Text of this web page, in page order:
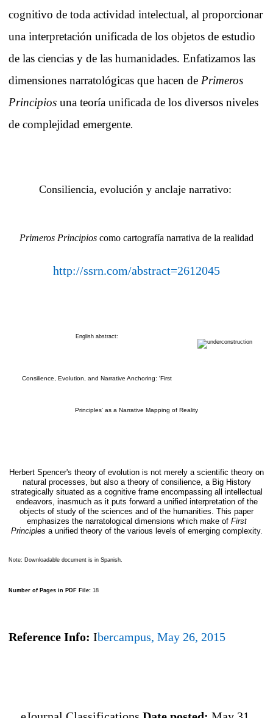
cognitivo de toda actividad intelectual, al proporcionar
una interpretación unificada de los objetos de estudio
de las ciencias y de las humanidades. Enfatizamos las
dimensiones narratológicas que hacen de Primeros
Principios una teoría unificada de los diversos niveles
de complejidad emergente.
Consiliencia, evolución y anclaje narrativo:
Primeros Principios como cartografía narrativa de la realidad
http://ssrn.com/abstract=2612045
English abstract:
Consilience, Evolution, and Narrative Anchoring: 'First
Principles' as a Narrative Mapping of Reality
Herbert Spencer's theory of evolution is not merely a scientific theory on
natural processes, but also a theory of consilience, a Big History
strategically situated as a cognitive frame encompassing all intellectual
endeavors, inasmuch as it puts forward a unified interpretation of the
objects of study of the sciences and of the humanities. This paper
emphasizes the narratological dimensions which make of First
Principles a unified theory of the various levels of emerging complexity.
Note: Downloadable document is in Spanish.
Number of Pages in PDF File: 18
Reference Info: Ibercampus, May 26, 2015